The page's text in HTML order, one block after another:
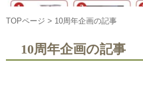
TOPページ > 10周年企画の記事
10周年企画の記事